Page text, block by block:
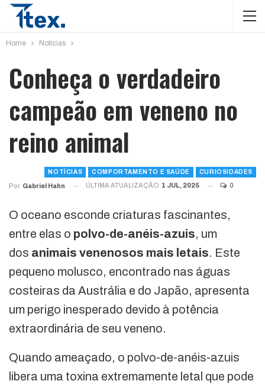
Home Notícias
Conheça o verdadeiro
campeão em veneno no
reino animal
NOTÍCIAS COMPORTAMENTO E SAÚDE CURIOSIDADES
Por Gabriel Hahn ÚLTIMA ATUALIZAÇÃO 1 JUL, 2025 0
O oceano esconde criaturas fascinantes,
entre elas o polvo-de-anéis-azuis, um
dos animais venenosos mais letais. Este
pequeno molusco, encontrado nas águas
costeiras da Austrália e do Japão, apresenta
um perigo inesperado devido à potência
extraordinária de seu veneno.
Quando ameaçado, o polvo-de-anéis-azuis
libera uma toxina extremamente letal que pode